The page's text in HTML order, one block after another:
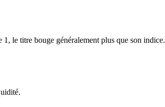
le titre bouge généralement plus que son indice.